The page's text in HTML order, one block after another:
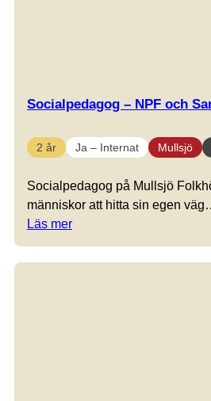
Socialpedagog – NPF och
2 år Ja – Internat Mullsjö
Socialpedagog på Mullsjö
människor att hitta sin egen
Läs mer